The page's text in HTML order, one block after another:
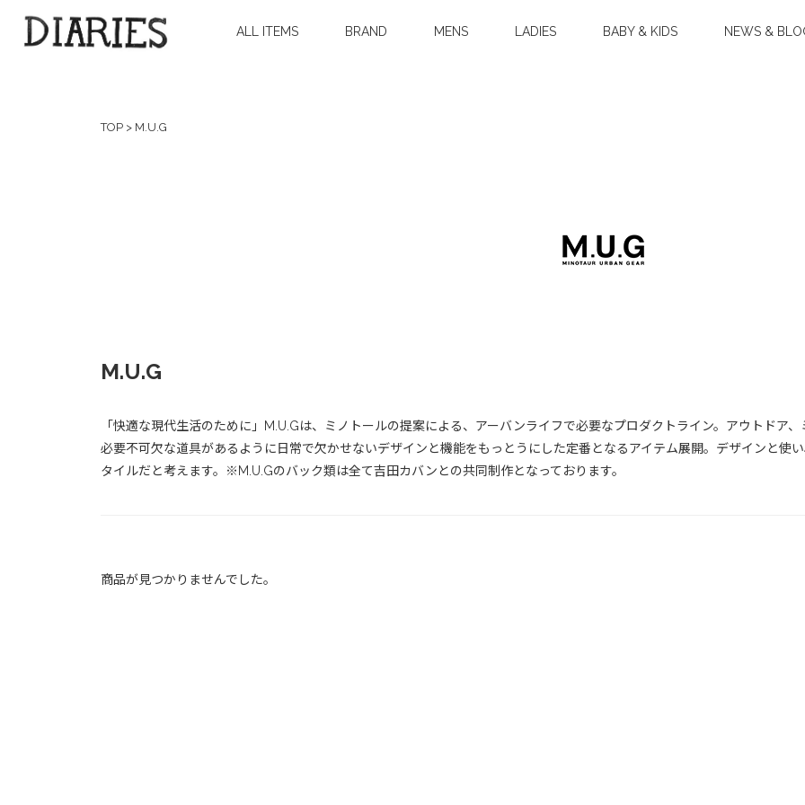
ALL ITEMS BRAND MENS LADIES BABY & KIDS NEWS &
TOP > M.U.G
M.U.G
「快適な現代生活のために」M.U.Gは、ミノトールの提案による、アーバンライフで必要なプロダクトライン。アウトドア
必要不可欠な道具があるように日常で欠かせないデザインと機能をもっとうにした定番となるアイテム展開。デザインと使
タイルだと考えます。※M.U.Gのバック類は全て吉田カバンとの共同制作となっております。
商品が見つかりませんでした。